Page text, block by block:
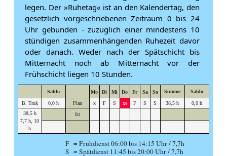
legen. Der »Ruhetag« ist an den Kalendertag, den
gesetzlich vorgeschriebenen Zeitraum 0 bis 24
Uhr gebunden - zuzüglich einer mindestens 10
stündigen zusammenhängenden Ruhezeit davor
oder danach. Weder nach der Spätschicht bis
Mitternacht noch ab Mitternacht vor der
Frühschicht liegen 10 Stunden.
Saldo Mo Di Mi Do Fr Sa So Summe Saldo
B. Truk 0,0 h Plan x F S xe F S S 38,5 h
0,0 h
38,5 h
7,7 h, 10
h
Ist
F = Frühdienst 06:00 bis 14:15 Uhr / 7,7h
S = Spätdienst 11:45 bis 20:00 Uhr / 7,7h